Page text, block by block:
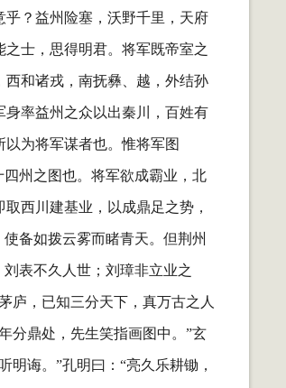
？益州险塞，沃野千里，天府
士，思得明君。将军既帝室之
和诸戎，南抚彝、越，外结孙
率益州之众以出秦川，百姓有
为将军谋者也。惟将军图
州之图也。将军欲成霸业，北
西川建基业，以成鼎足之势，
备如拨云雾而睹青天。但荆州
表不久人世；刘璋非立业之
庐，已知三分天下，真万古之人
分鼎处，先生笑指画图中。”玄
诲。”孔明曰：“亮久乐耕锄，